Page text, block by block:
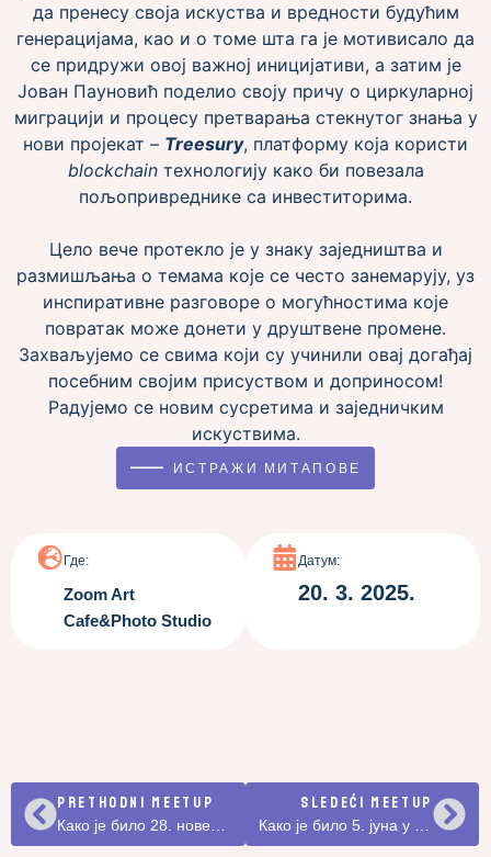
да пренесу своја искуства и вредности будућим
генерацијама, као и о томе шта га је мотивисало да
се придружи овој важној иницијативи, а затим је
Јован Пауновић поделио своју причу о циркуларној
миграцији и процесу претварања стекнутог знања у
нови пројекат – Treesury, платформу која користи
blockchainтехнологију како би повезала
пољопривреднике са инвеститорима.
Цело вече протекло је у знаку заједништва и
размишљања о темама које се често занемарују, уз
инспиративне разговоре о могућностима које
повратак може донети у друштвене промене.
Захваљујемо се свима који су учинили овај догађај
посебним својим присуством и доприносом!
Радујемо се новим сусретима и заједничким
искуствима.
——— ИСТРАЖИ МИТАПОВЕ
Где:
Zoom Art
Cafe&Photo Studio
Датум:
20. 3. 2025.
PRETHODNI MEETUP SLEDEĆI MEETUP